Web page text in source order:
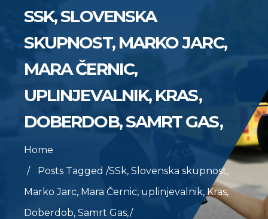
SSK, SLOVENSKA
SKUPNOST, MARKO JARC,
MARA ČERNIC,
UPLINJEVALNIK, KRAS,
DOBERDOB, SAMRT GAS,
Home
Posts Tagged /SSk, Slovenska skupnost,
Marko Jarc, Mara Černic, uplinjevalnik, Kras,
Doberdob, Samrt Gas,/